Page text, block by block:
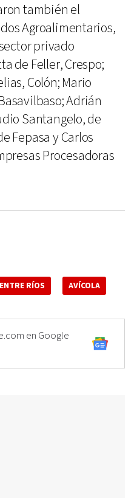
también el
Agroalimentarios,
privado
de Feller, Crespo;
Colón; Mario
Adrián
Santangelo, de
Fepasa y Carlos
Procesadoras
ENTRE RÍOS AVÍCOLA
en Google